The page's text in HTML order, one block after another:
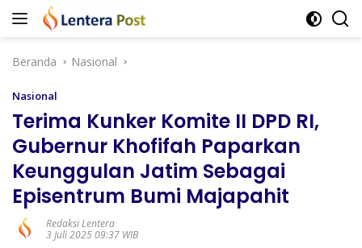
Langsung
Beranda
Nasional
Nasional
Terima Kunker Komite II DPD RI,
Gubernur Khofifah Paparkan
Keunggulan Jatim Sebagai
Episentrum Bumi Majapahit
Redaksi Lentera
3 Juli 2025 09:37 WIB